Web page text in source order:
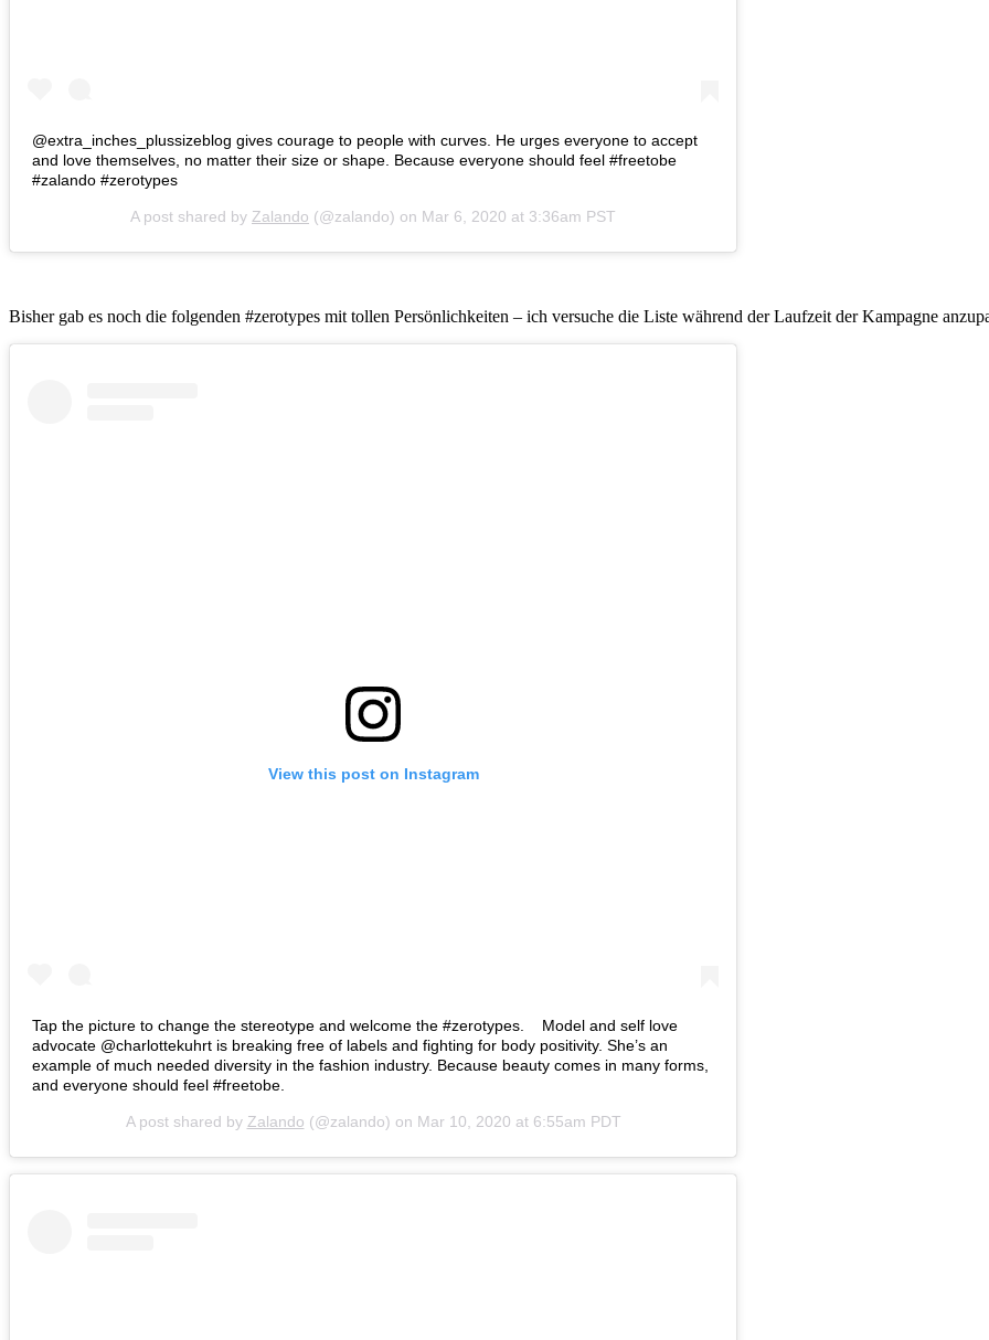
@extra_inches_plussizeblog gives courage to people with curves. He urges everyone to accept
and love themselves, no matter their size or shape. Because everyone should feel #freetobe⁠⠀ ⁠⠀
#zalando #zerotypes
A post shared by Zalando (@zalando) on Mar 6, 2020 at 3:36am PST
Bisher gab es noch die folgenden #zerotypes mit tollen Persönlichkeiten – ich versuche die Liste während der Laufzeit der Kampagne
View this post on Instagram
Tap the picture to change the stereotype and welcome the #zerotypes. ⁠ ⁠ ⁠ Model and self love
advocate @charlottekuhrt is breaking free of labels and fighting for body positivity. She’s an
example of much needed diversity in the fashion industry. Because beauty comes in many forms,
and everyone should feel #freetobe.
A post shared by Zalando (@zalando) on Mar 10, 2020 at 6:55am PDT